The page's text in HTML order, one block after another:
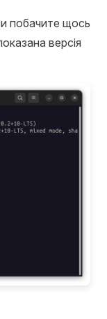
побачите щось
версія